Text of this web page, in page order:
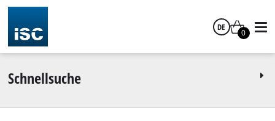
DE
0
Schnellsuche